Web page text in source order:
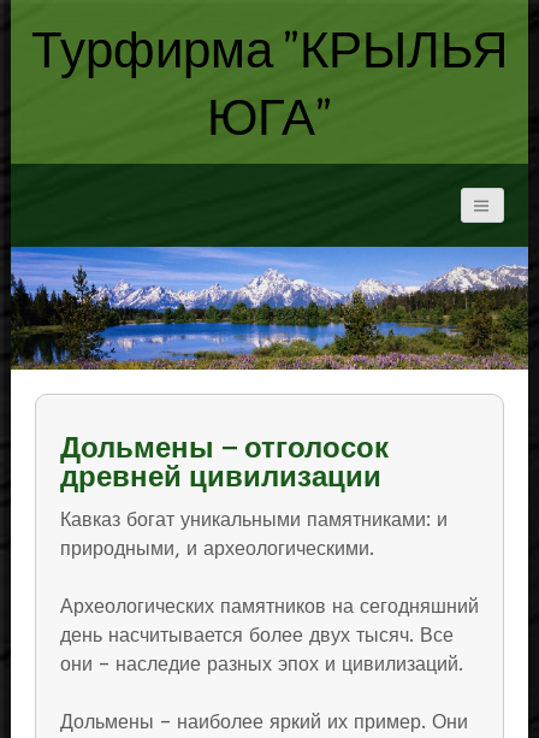
Турфирма "КРЫЛЬЯ
ЮГА"
Дольмены – отголосок
древней цивилизации
Кавказ богат уникальными памятниками: и
природными, и археологическими.
Археологических памятников на сегодняшний
день насчитывается более двух тысяч. Все
они – наследие разных эпох и цивилизаций.
Дольмены – наиболее яркий их пример. Они